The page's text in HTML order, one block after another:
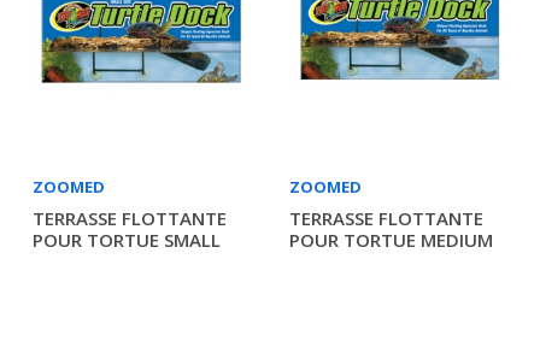
ZOOMED
TERRASSE FLOTTANTE
POUR TORTUE SMALL
ZOOMED
TERRASSE FLOTTANTE
POUR TORTUE MEDIUM